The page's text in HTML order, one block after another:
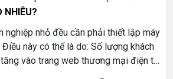
NHIÊU?
nghiệp nhỏ đều cần phải thiết lập máy
này có thể là do: Số lượng khách
vào trang web thương mại điện tử